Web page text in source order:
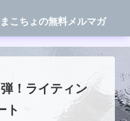
まこちょの無料メルマガ
！ライティン
ト